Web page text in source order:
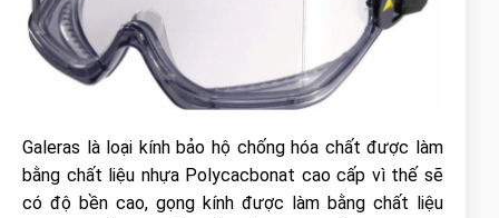
Galeras là loại kính bảo hộ chống hóa chất được làm
bằng chất liệu nhựa Polycacbonat cao cấp vì thế sẽ
có độ bền cao, gọng kính được làm bằng chất liệu